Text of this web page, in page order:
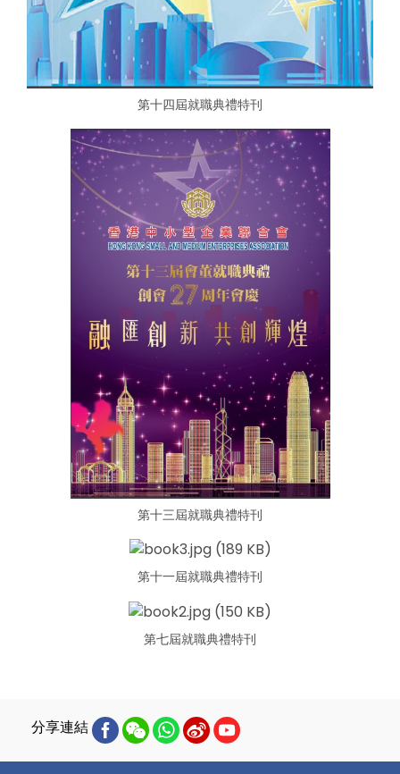
第十四屆就職典禮特刊
第十三屆就職典禮特刊
第十一屆就職典禮特刊
第七屆就職典禮特刊
分享連結